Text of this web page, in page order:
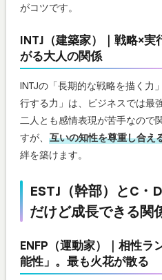
がコツです。
INTJ（建築家）｜戦略×実
がる大人の関係
INTJの「長期的な戦略を描く力
行する力」は、ビジネスでは最
二人とも感情表現が苦手なので
すが、 互いの知性を尊重し合え
絆を築けます。
ESTJ（幹部）とC・
だけど成長できる関
ENFP（運動家）｜相性ラ
能性」。最も火花が散る